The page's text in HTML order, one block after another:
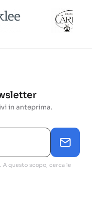
in anteprima.
A questo scopo, cerca le